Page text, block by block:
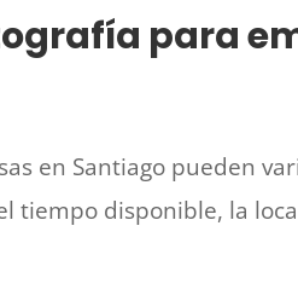
para
en Santiago pueden
tiempo disponible, la